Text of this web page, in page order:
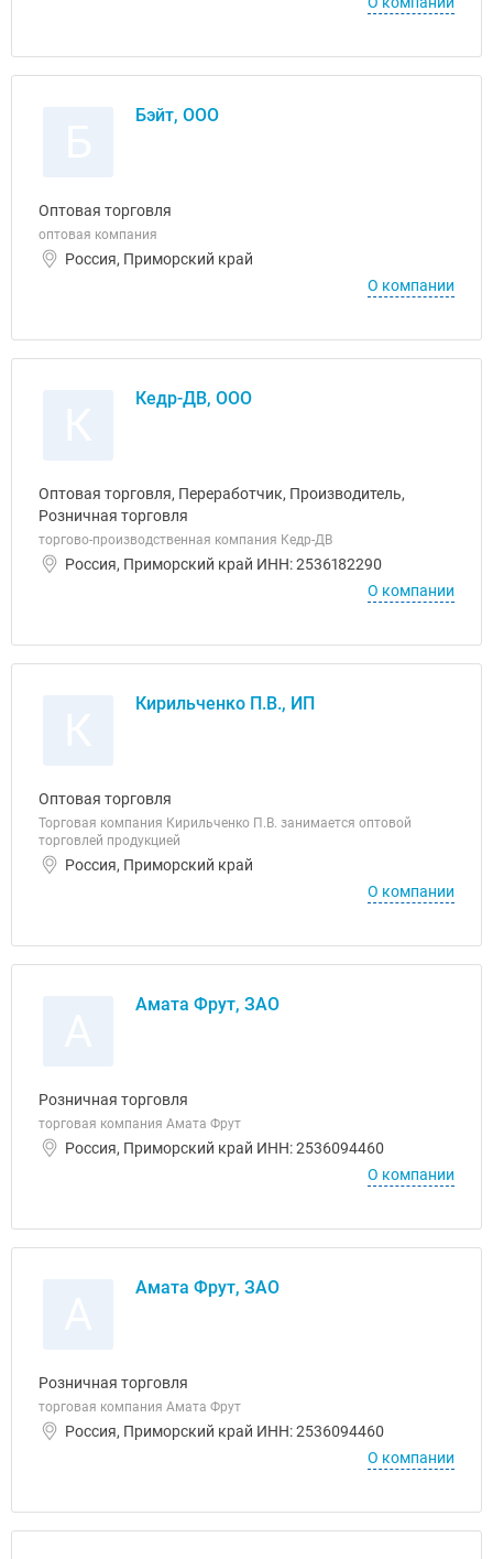
Бэйт, ООО
Оптовая торговля
оптовая компания
Россия, Приморский край
О компании
Кедр-ДВ, ООО
Оптовая торговля, Переработчик, Производитель,
Розничная торговля
торгово-производственная компания Кедр-ДВ
Россия, Приморский край ИНН: 2536182290
О компании
Кирильченко П.В., ИП
Оптовая торговля
Торговая компания Кирильченко П.В. занимается оптовой
торговлей продукцией
Россия, Приморский край
О компании
Амата Фрут, ЗАО
Розничная торговля
торговая компания Амата Фрут
Россия, Приморский край ИНН: 2536094460
О компании
Амата Фрут, ЗАО
Розничная торговля
торговая компания Амата Фрут
Россия, Приморский край ИНН: 2536094460
О компании